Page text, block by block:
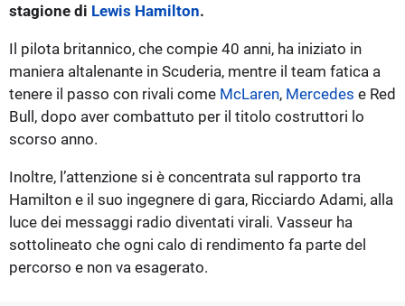
stagione di Lewis Hamilton.
Il pilota britannico, che compie 40 anni, ha iniziato in
maniera altalenante in Scuderia, mentre il team fatica a
tenere il passo con rivali come McLaren, Mercedes e Red
Bull, dopo aver combattuto per il titolo costruttori lo
scorso anno.
Inoltre, l’attenzione si è concentrata sul rapporto tra
Hamilton e il suo ingegnere di gara, Ricciardo Adami, alla
luce dei messaggi radio diventati virali. Vasseur ha
sottolineato che ogni calo di rendimento fa parte del
percorso e non va esagerato.